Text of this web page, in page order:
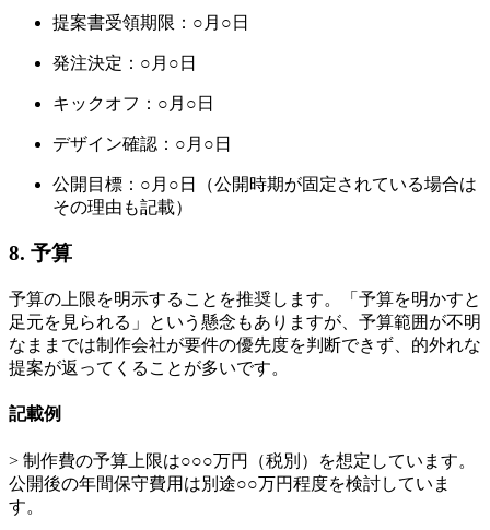
提案書受領期限：○月○日
発注決定：○月○日
キックオフ：○月○日
デザイン確認：○月○日
公開目標：○月○日（公開時期が固定されている場合は
その理由も記載）
8. 予算
予算の上限を明示することを推奨します。「予算を明かすと
足元を見られる」という懸念もありますが、予算範囲が不明
なままでは制作会社が要件の優先度を判断できず、的外れな
提案が返ってくることが多いです。
記載例
> 制作費の予算上限は○○○万円（税別）を想定しています。
公開後の年間保守費用は別途○○万円程度を検討していま
す。